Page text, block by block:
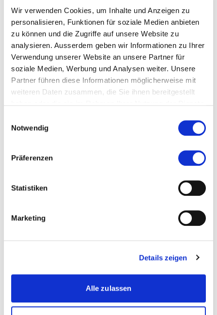
Wir verwenden Cookies, um Inhalte und Anzeigen zu
personalisieren, Funktionen für soziale Medien anbieten
zu können und die Zugriffe auf unsere Website zu
analysieren. Ausserdem geben wir Informationen zu Ihrer
Verwendung unserer Website an unsere Partner für
soziale Medien, Werbung und Analysen weiter. Unsere
Partner führen diese Informationen möglicherweise mit
weiteren Daten zusammen, die Sie ihnen bereitgestellt
Notwendig
Präferenzen
Statistiken
Marketing
Details zeigen
Alle zulassen
Diese Seite teilen
Zur Merkliste hinzufügen
Themen, die dem Newsbeitrag zugeordnet sind:
info@kalaidos-fh.ch
044 200 19 19